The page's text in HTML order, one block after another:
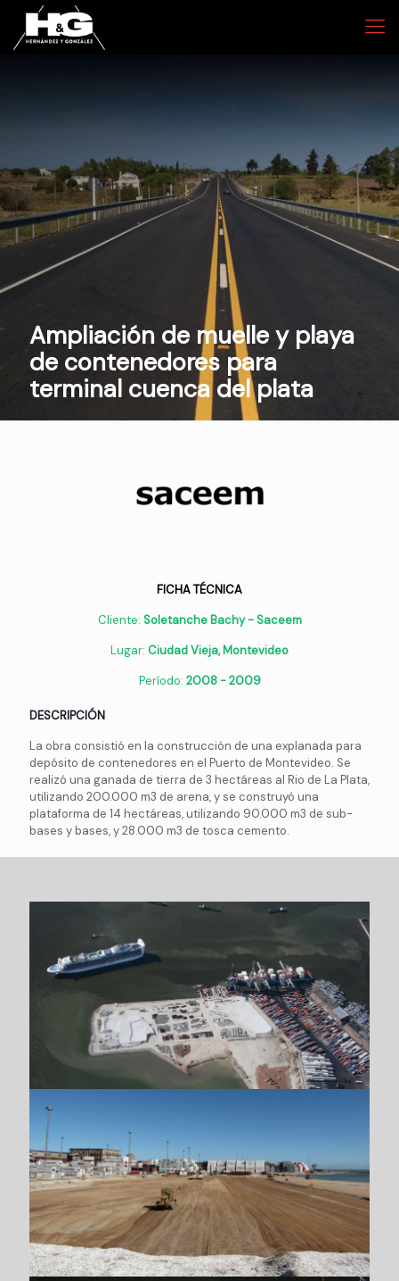
Ampliación de muelle y playa
de contenedores para
terminal cuenca del plata
FICHA TÉCNICA
Cliente: Soletanche Bachy - Saceem
Lugar: Ciudad Vieja, Montevideo
Período: 2008 - 2009
DESCRIPCIÓN
La obra consistió en la construcción de una explanada para
depósito de contenedores en el Puerto de Montevideo. Se
realizó una ganada de tierra de 3 hectáreas al Rio de La Plata,
utilizando 200.000 m3 de arena, y se construyó una
plataforma de 14 hectáreas, utilizando 90.000 m3 de sub-
bases y bases, y 28.000 m3 de tosca cemento.